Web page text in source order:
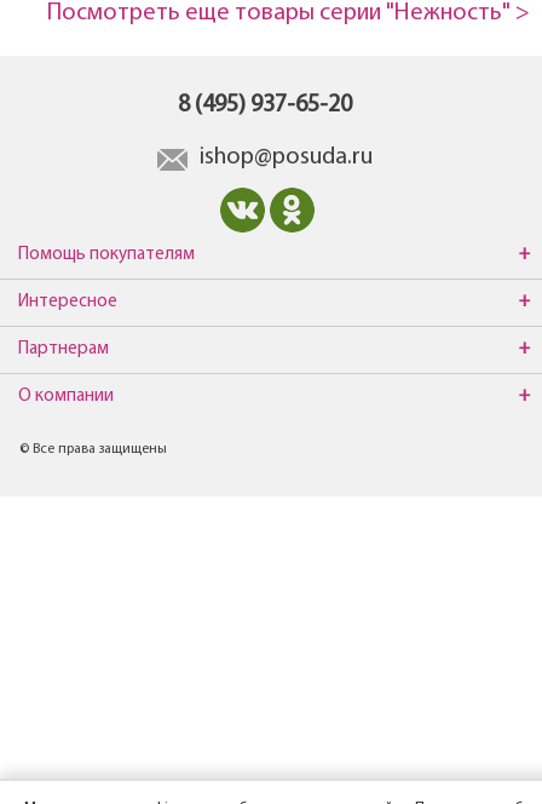
Посмотреть еще товары серии "Нежность" >
8 (495) 937-65-20
ishop@posuda.ru
Помощь покупателям
Интересное
Партнерам
О компании
© Все права защищены